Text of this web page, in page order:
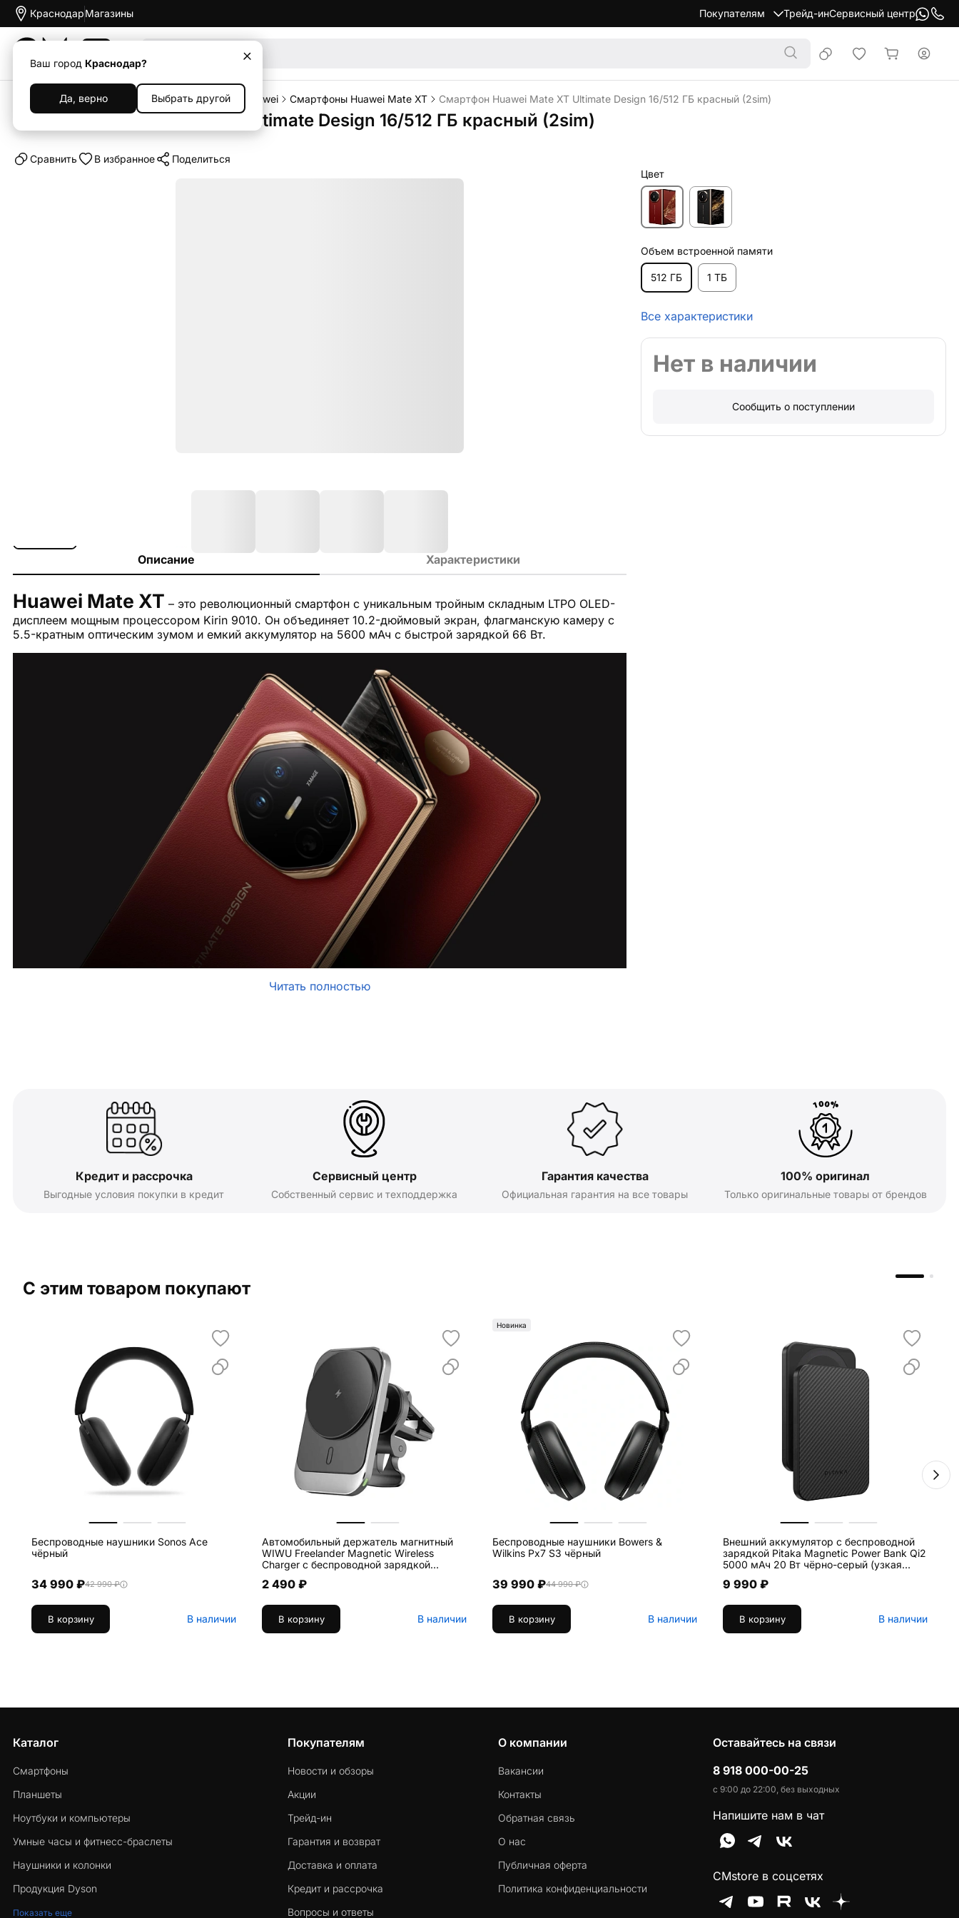
Краснодар
Ваш город Краснодар?
Да, верно Выбрать другой
Магазины Покупателям Трейд-инСервисный центр
Каталог Смартфоны Смартфоны Huawei Смартфоны Huawei Mate XT Смартфон Huawei Mate XT Ultimate Design 16/512 ГБ красный (2sim)
Смартфон Huawei Mate XT Ultimate Design 16/512 ГБ красный (2sim)
Cравнить В избранное Поделиться
Описание Характеристики
Huawei Mate XT – это революционный смартфон с уникальным тройным складным LTPO OLED-
дисплеем мощным процессором Kirin 9010. Он объединяет 10.2-дюймовый экран, флагманскую камеру с
5.5-кратным оптическим зумом и емкий аккумулятор на 5600 мАч с быстрой зарядкой 66 Вт.
Читать полностью
Цвет
Объем встроенной памяти
512 ГБ 1 ТБ
Все характеристики
Нет в наличии
Сообщить о поступлении
Кредит и рассрочка
Выгодные условия покупки в кредит
Сервисный центр
Собственный сервис и техподдержка
Гарантия качества
Официальная гарантия на все товары
100% оригинал
Только оригинальные товары от брендов
С этим товаром покупают
Беспроводные наушники Sonos Ace
чёрный
34 990 ₽42 990 ₽
В корзину В наличии
Автомобильный держатель магнитный
WIWU Freelander Magnetic Wireless
Charger с беспроводной зарядкой
2 490 ₽
В корзину В наличии
Новинка
Беспроводные наушники Bowers &
Wilkins Px7 S3 чёрный
39 990 ₽44 990 ₽
В корзину В наличии
Внешний аккумулятор с беспроводной
зарядкой Pitaka Magnetic Power Bank Qi2
5000 мАч 20 Вт чёрно-серый (узкая
9 990 ₽
В корзину В наличии
Каталог
Смартфоны
Планшеты
Ноутбуки и компьютеры
Умные часы и фитнесс-браслеты
Наушники и колонки
Продукция Dyson
Показать еще
Покупателям
Новости и обзоры
Акции
Трейд-ин
Гарантия и возврат
Доставка и оплата
Кредит и рассрочка
Вопросы и ответы
О компании
Вакансии
Контакты
Обратная связь
О нас
Публичная оферта
Политика конфиденциальности
Оставайтесь на связи
8 918 000-00-25
с 9:00 до 22:00, без выходных
Напишите нам в чат
CMstore в соцсетях